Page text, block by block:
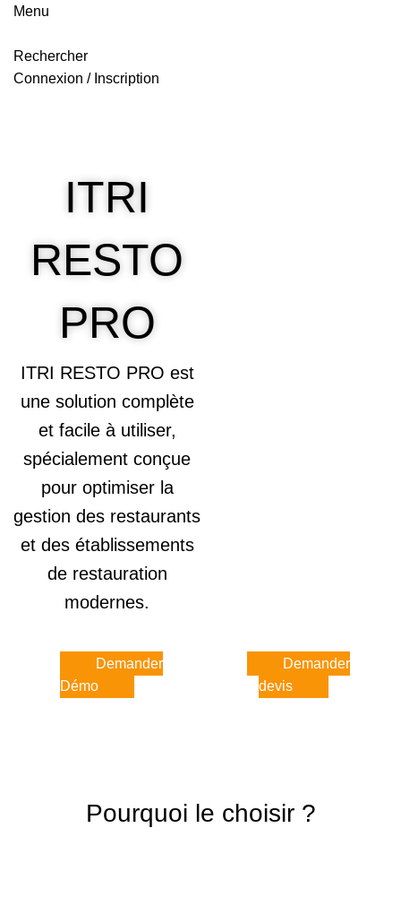
Menu
Rechercher
Connexion / Inscription
ITRI
RESTO
PRO
ITRI RESTO PRO est
une solution complète
et facile à utiliser,
spécialement conçue
pour optimiser la
gestion des restaurants
et des établissements
de restauration
modernes.
Demander
Démo
Demander
devis
Pourquoi le choisir ?